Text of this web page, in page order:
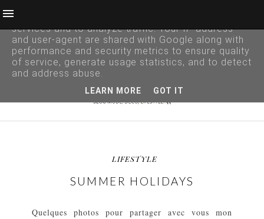
LIFESTYLE
SUMMER HOLIDAYS
Quelques photos pour partager avec vous mon
This site uses cookies from Google to deliver its
services and to analyze traffic. Your IP address
and user-agent are shared with Google along with
performance and security metrics to ensure quality
of service, generate usage statistics, and to detect
and address abuse.
LEARN MORE GOT IT